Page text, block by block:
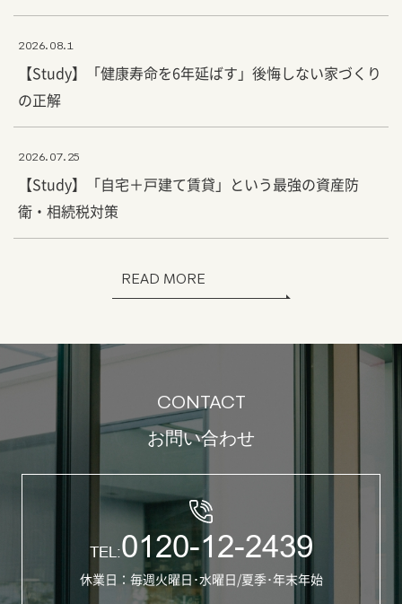
2026.08.1
【Study】「健康寿命を6年延ばす」後悔しない家づくり
の正解
2026.07.25
【Study】「自宅＋戸建て賃貸」という最強の資産防
衛・相続税対策
READ MORE
CONTACT
お問い合わせ
TEL:0120-12-2439
休業日：毎週火曜日･水曜日/夏季･年末年始